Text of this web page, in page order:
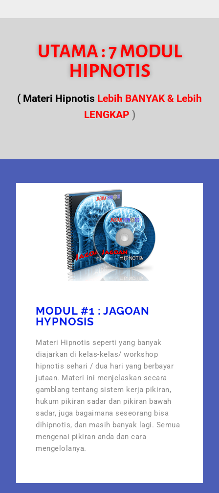
UTAMA : 7 MODUL
HIPNOTIS
( Materi Hipnotis Lebih BANYAK & Lebih
LENGKAP )
MODUL #1 : JAGOAN
HYPNOSIS
Materi Hipnotis seperti yang banyak
diajarkan di kelas-kelas/ workshop
hipnotis sehari / dua hari yang berbayar
jutaan. Materi ini menjelaskan secara
gamblang tentang sistem kerja pikiran,
hukum pikiran sadar dan pikiran bawah
sadar, juga bagaimana seseorang bisa
dihipnotis, dan masih banyak lagi. Semua
mengenai pikiran anda dan cara
mengelolanya.